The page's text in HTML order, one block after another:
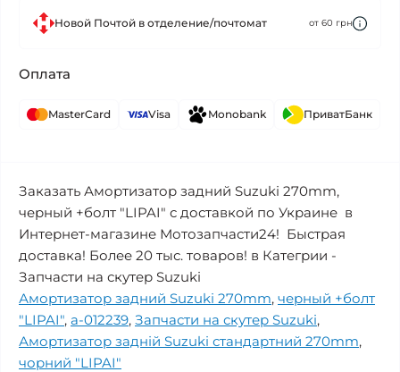
Новой Почтой в отделение/почтомат от 60 грн
Оплата
MasterCard Visa Monobank ПриватБанк
Заказать Амортизатор задний Suzuki 270mm,
черный +болт "LIPAI" с доставкой по Украине в
Интернет-магазине Мотозапчасти24! Быстрая
доставка! Более 20 тыс. товаров! в Категрии -
Запчасти на скутер Suzuki
Амортизатор задний Suzuki 270mm, черный +болт
"LIPAI", a-012239, Запчасти на скутер Suzuki,
Амортизатор задній Suzuki стандартний 270mm,
чорний "LIPAI"